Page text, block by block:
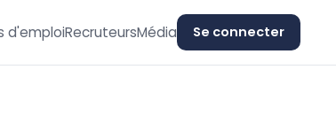
d'emploiRecruteursMédia Se connecter